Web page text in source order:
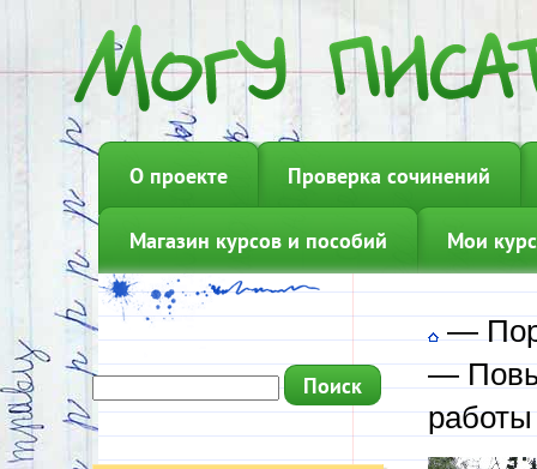
О проекте Проверка сочинений
Магазин курсов и пособий Мои
—
—
работы